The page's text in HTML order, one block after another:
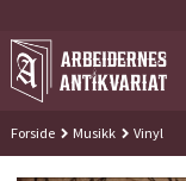
til
innholdet
Forside Musikk Vinyl